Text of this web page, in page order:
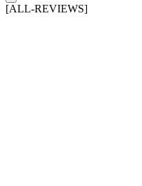
[ALL-REVIEWS]